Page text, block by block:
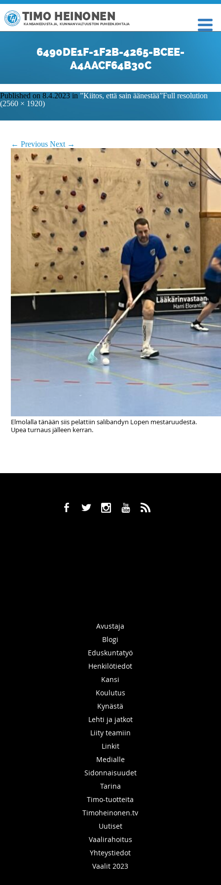
TIMO HEINONEN
KANSANEDUSTAJA, KUNNANVALTUUSTON PUHEENJOHTAJA
6490DE1F-1F2B-4265-BCEE-
A4AACF64B30C
Published on 8.4.2023 in ”Kiitos, että sain äänestää”Full resolution
(2560 × 1920)
← Previous Next →
Elmolalla tänään siis pelattiin salibandyn Lopen mestaruudesta.
Upea turnaus jälleen kerran.
b a x r ,
Avustaja
Blogi
Eduskuntatyö
Henkilötiedot
Kansi
Koulutus
Kynästä
Lehti ja jatkot
Liity teamiin
Linkit
Medialle
Sidonnaisuudet
Tarina
Timo-tuotteita
Timoheinonen.tv
Uutiset
Vaalirahoitus
Yhteystiedot
Vaalit 2023